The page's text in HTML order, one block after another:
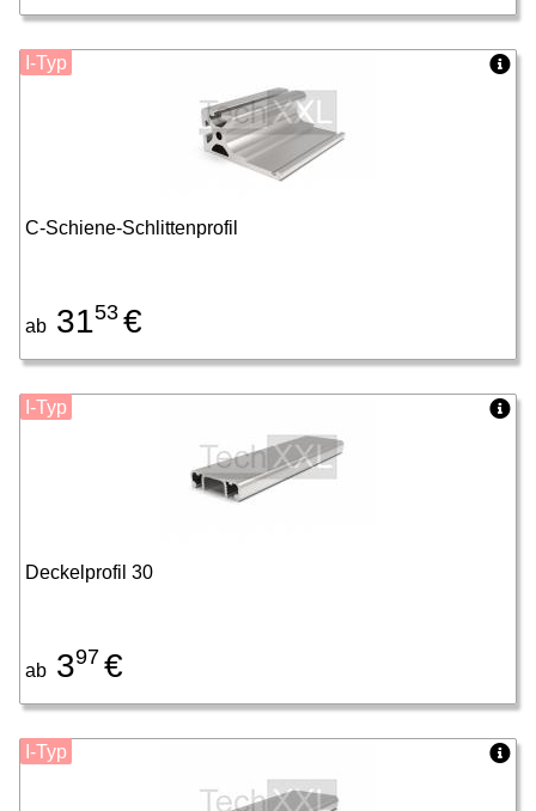
C-Schiene-Schlittenprofil
ab 3153 €
I-Typ
Deckelprofil 30
ab 397 €
I-Typ
I-Typ